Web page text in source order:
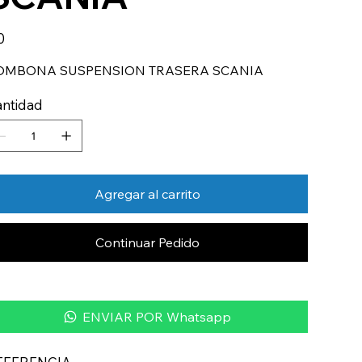
SUSPENSION TRASERA SCANIA
Agregar al carrito
Continuar Pedido
ENVIAR POR Whatsapp